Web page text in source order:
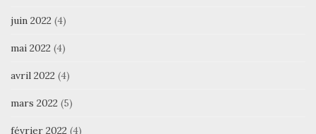
juin 2022 (4)
mai 2022 (4)
avril 2022 (4)
mars 2022 (5)
février 2022 (4)